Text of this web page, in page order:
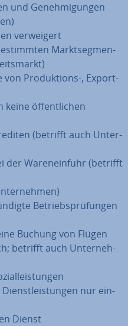
und Ge­neh­mi­gun­gen
ver­wei­gert
Markt­seg­men­
von Pro­duk­ti­ons-, Export-
keine öf­fent­li­chen
(betrifft auch Un­ter­
der Wa­ren­ein­fuhr (betrifft
Be­triebs­prü­fun­gen
Buchung von Flügen
betrifft auch Un­ter­neh­
nur ein­
Dienst